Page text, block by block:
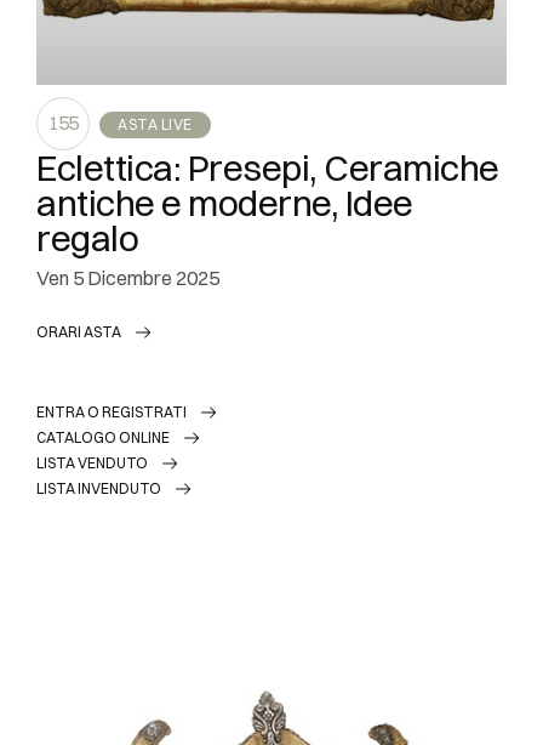
155 ASTA LIVE
Eclettica: Presepi, Ceramiche
antiche e moderne, Idee
regalo
ven 5 Dicembre 2025
ORARI ASTA
ENTRA O REGISTRATI
CATALOGO ONLINE
LISTA VENDUTO
LISTA INVENDUTO